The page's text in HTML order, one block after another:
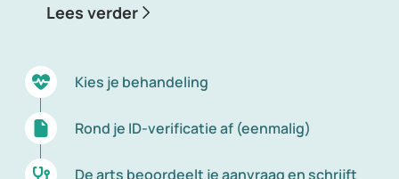
Lees verder
Kies je behandeling
Rond je ID-verificatie af (eenmalig)
De arts beoordeelt je aanvraag en schrijft